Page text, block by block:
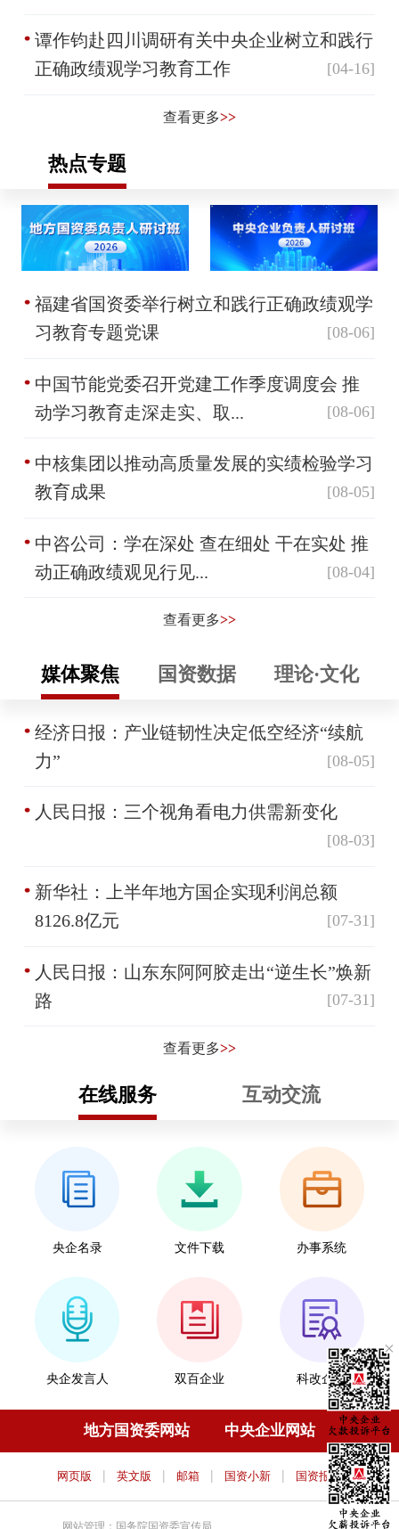
谭作钧赴四川调研有关中央企业树立和践行
正确政绩观学习教育工作
[04-16]
查看更多>>
热点专题
福建省国资委举行树立和践行正确政绩观学
习教育专题党课
[08-06]
中国节能党委召开党建工作季度调度会 推
动学习教育走深走实、取...
[08-06]
中核集团以推动高质量发展的实绩检验学习
教育成果
[08-05]
中咨公司：学在深处 查在细处 干在实处 推
动正确政绩观见行见...
[08-04]
查看更多>>
媒体聚焦 国资数据 理论·文化
经济日报：产业链韧性决定低空经济“续航
力”
[08-05]
人民日报：三个视角看电力供需新变化
[08-03]
新华社：上半年地方国企实现利润总额
8126.8亿元
[07-31]
人民日报：山东东阿阿胶走出“逆生长”焕新
路
[07-31]
查看更多>>
在线服务 互动交流
央企名录 文件下载 办事系统
央企发言人 双百企业 科改企业
地方国资委网站 中央企业网站
网页版 | 英文版 | 邮箱 | 国资小新 | 国资报告
网站管理：国务院国资委宣传局